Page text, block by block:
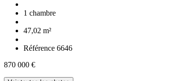
1 chambre
47,02 m²
Référence 6646
870 000 €